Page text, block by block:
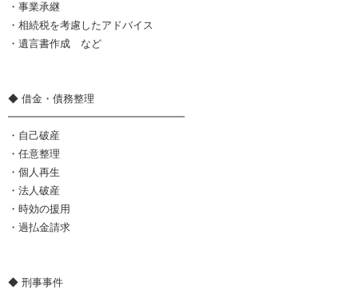
・事業承継
・相続税を考慮したアドバイス
・遺言書作成 など
◆ 借金・債務整理
━━━━━━━━━━━━━━━━━
・自己破産
・任意整理
・個人再生
・法人破産
・時効の援用
・過払金請求
◆ 刑事事件